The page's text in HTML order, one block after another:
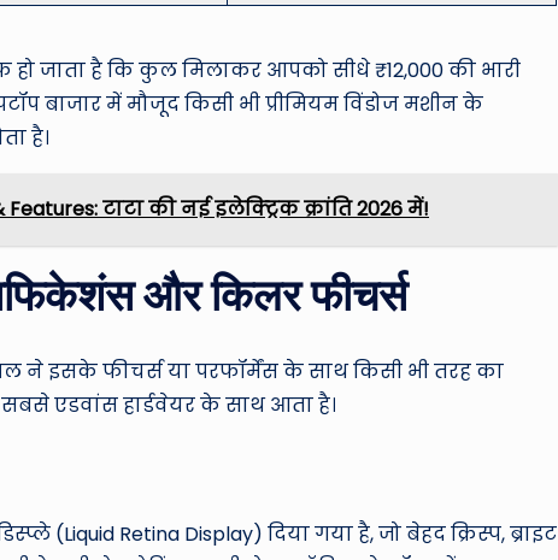
जाता है कि कुल मिलाकर आपको सीधे ₹12,000 की भारी
बाजार में मौजूद किसी भी प्रीमियम विंडोज मशीन के
है।
टाटा की नई इलेक्ट्रिक क्रांति 2026 में!
और किलर फीचर्स
इसके फीचर्स या परफॉर्मेंस के साथ किसी भी तरह का
एडवांस हार्डवेयर के साथ आता है।
(Liquid Retina Display) दिया गया है, जो बेहद क्रिस्प, ब्राइट